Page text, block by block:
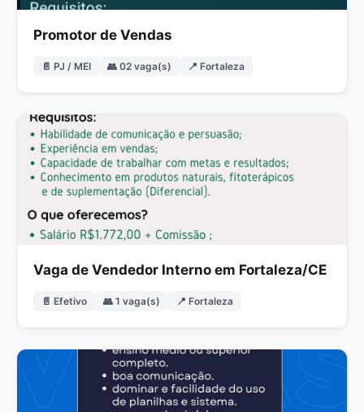
Promotor de Vendas
📄 PJ / MEI 👥 02 vaga(s) 📍 Fortaleza
Vaga de Vendedor Interno em Fortaleza/CE
📄 Efetivo 👥 1 vaga(s) 📍 Fortaleza